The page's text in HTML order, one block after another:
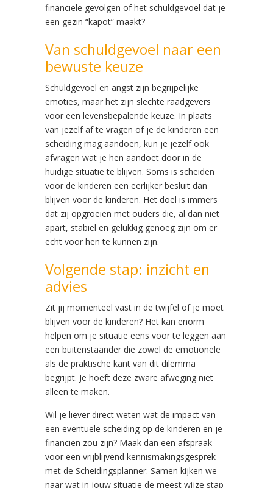
financiële gevolgen of het schuldgevoel dat je
een gezin “kapot” maakt?
Van schuldgevoel naar een
bewuste keuze
Schuldgevoel en angst zijn begrijpelijke
emoties, maar het zijn slechte raadgevers
voor een levensbepalende keuze. In plaats
van jezelf af te vragen of je de kinderen een
scheiding mag aandoen, kun je jezelf ook
afvragen wat je hen aandoet door in de
huidige situatie te blijven. Soms is scheiden
voor de kinderen een eerlijker besluit dan
blijven voor de kinderen. Het doel is immers
dat zij opgroeien met ouders die, al dan niet
apart, stabiel en gelukkig genoeg zijn om er
echt voor hen te kunnen zijn.
Volgende stap: inzicht en
advies
Zit jij momenteel vast in de twijfel of je moet
blijven voor de kinderen? Het kan enorm
helpen om je situatie eens voor te leggen aan
een buitenstaander die zowel de emotionele
als de praktische kant van dit dilemma
begrijpt. Je hoeft deze zware afweging niet
alleen te maken.
Wil je liever direct weten wat de impact van
een eventuele scheiding op de kinderen en je
financiën zou zijn? Maak dan een afspraak
voor een vrijblijvend kennismakingsgesprek
met de Scheidingsplanner. Samen kijken we
naar wat in jouw situatie de meest wijze stap